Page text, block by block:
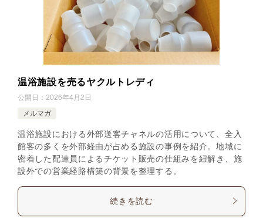
温浴施設を売るヤクルトレディ
公開日： 2026年4月2日
メルマガ
温浴施設における外部送客チャネルの活用について、全入
館客の多くを外部経由が占める施設の事例を紹介。地域に
密着した配達員によるチケット販売の仕組みを紐解き、施
設外での営業経路構築の背景を整理する。
続きを読む